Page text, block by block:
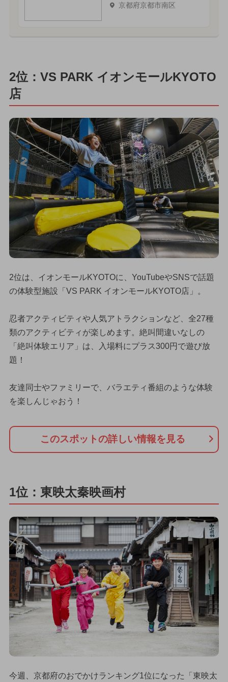
京都府京都市南区
2位：VS PARK イオンモールKYOTO
店
2位は、イオンモールKYOTOに、YouTubeやSNSで話題
の体験型施設「VS PARK イオンモールKYOTO店」。
忍者アクティビティや人気アトラクションなど、全27種
類のアクティビティが楽しめます。絶叫間違いなしの
「絶叫体験エリア」は、入場料にプラス300円で遊び放
題！
友達同士やファミリーで、バラエティ番組のような体験
を楽しんじゃおう！
このスポットの詳しい情報を見る
1位：東映太秦映画村
今週、京都府のおでかけランキング1位になった「東映太